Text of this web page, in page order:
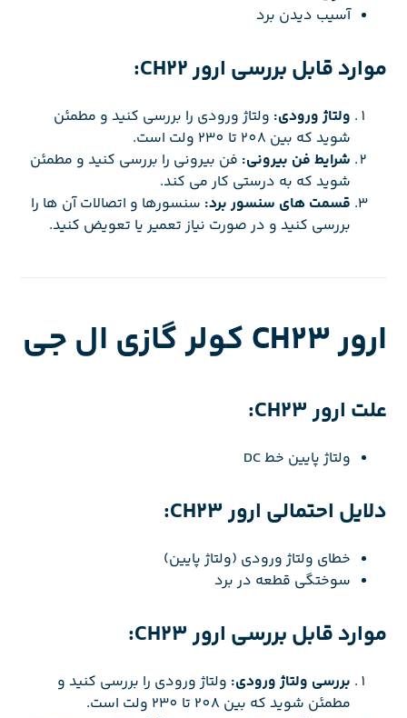
آسیب دیدن برد
موارد قابل بررسی ارور CH22:
ولتاژ ورودی: ولتاژ ورودی را بررسی کنید و مطمئن
شوید که بین 208 تا 230 ولت است.
شرایط فن بیرونی: فن بیرونی را بررسی کنید و مطمئن
شوید که به درستی کار می کند.
قسمت های سنسور برد: سنسورها و اتصالات آن ها را
بررسی کنید و در صورت نیاز تعمیر یا تعویض کنید.
ارور CH23 کولر گازی ال جی
علت ارور CH23:
ولتاژ پایین خط DC
دلایل احتمالی ارور CH23:
خطای ولتاژ ورودی (ولتاژ پایین)
سوختگی قطعه در برد
موارد قابل بررسی ارور CH23:
بررسی ولتاژ ورودی: ولتاژ ورودی را بررسی کنید و
مطمئن شوید که بین 208 تا 230 ولت است.